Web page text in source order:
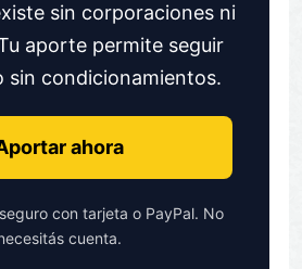
sin corporaciones ni
aporte permite seguir
sin condicionamientos.
ahora
con tarjeta o PayPal. No
cuenta.